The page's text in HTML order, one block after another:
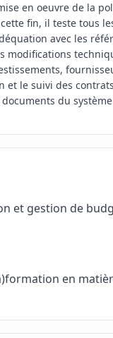
en oeuvre de la
fin, il teste tous
avec les
modifications
le suivi des
du système
et gestion de
en